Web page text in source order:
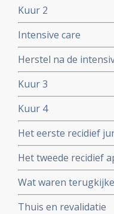
Kuur 2
Intensive care
Herstel na de
Kuur 3
Kuur 4
Het eerste recidief
Het tweede recidief
Wat waren
momenten?
Thuis en revalidatie